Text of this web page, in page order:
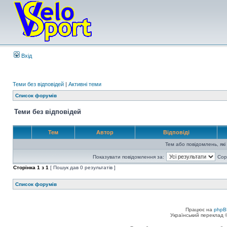
Вхід
Теми без відповідей | Активні теми
Список форумів
Теми без відповідей
Тем Автор Відповіді
Тем або повідомлень,
Показувати повідомлення за:
Сторінка 1 з 1 [ Пошук дав 0 результатів ]
Список форумів
Працює на
Український